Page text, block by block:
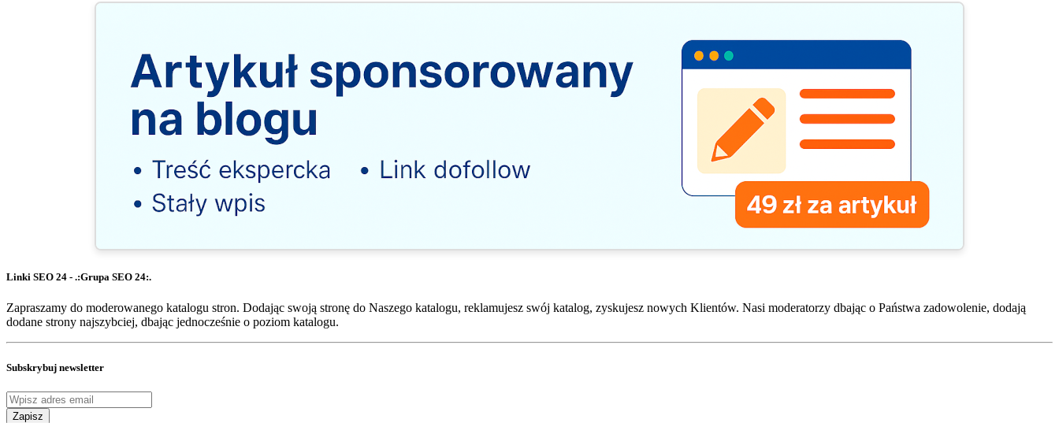
Linki SEO 24 - .:Grupa SEO 24:.
Zapraszamy do moderowanego katalogu stron. Dodając swoją stronę do Naszego katalogu, reklamujesz swój katalog, zyskujesz nowych Klientów. Nasi moderatorzy dbając o Państwa zadowolenie, dodają
dodane strony najszybciej, dbając jednocześnie o poziom katalogu.
Subskrybuj newsletter
Zapisz